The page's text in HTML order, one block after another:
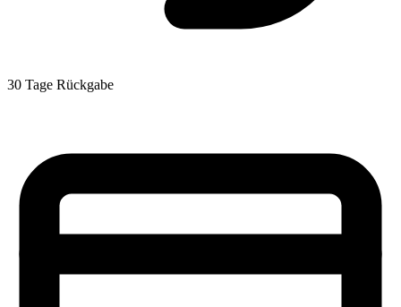
30 Tage Rückgabe